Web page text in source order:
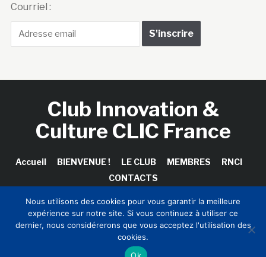
Courriel :
Club Innovation &
Culture CLIC France
Accueil BIENVENUE ! LE CLUB MEMBRES
RNCI
CONTACTS
Copyright © 2026 Club Innovation & Culture CLIC France /
Sinapses Conseils
Nous utilisons des cookies pour vous garantir la meilleure
expérience sur notre site. Si vous continuez à utiliser ce
dernier, nous considérerons que vous acceptez l'utilisation des
cookies.
Ok